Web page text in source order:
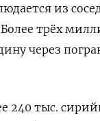
из
трёх
через
240 тыс.